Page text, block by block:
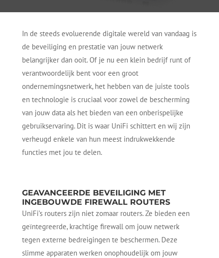
In de steeds evoluerende digitale wereld van vandaag is
de beveiliging en prestatie van jouw netwerk
belangrijker dan ooit. Of je nu een klein bedrijf runt of
verantwoordelijk bent voor een groot
ondernemingsnetwerk, het hebben van de juiste tools
en technologie is cruciaal voor zowel de bescherming
van jouw data als het bieden van een onberispelijke
gebruikservaring. Dit is waar UniFi schittert en wij zijn
verheugd enkele van hun meest indrukwekkende
functies met jou te delen.
GEAVANCEERDE BEVEILIGING MET
INGEBOUWDE FIREWALL ROUTERS
UniFi’s routers zijn niet zomaar routers. Ze bieden een
geïntegreerde, krachtige firewall om jouw netwerk
tegen externe bedreigingen te beschermen. Deze
slimme apparaten werken onophoudelijk om jouw